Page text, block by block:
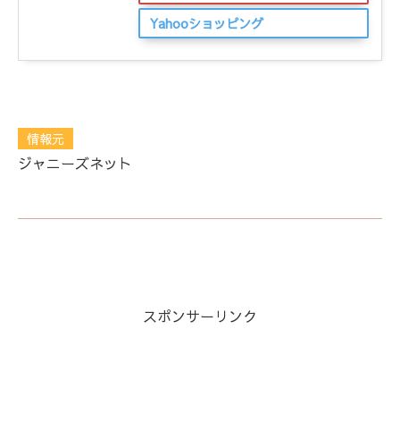
Yahooショッピング
情報元
ジャニーズネット
スポンサーリンク